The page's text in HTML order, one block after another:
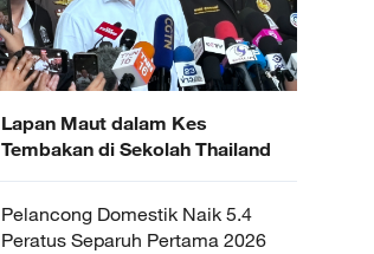
Lapan Maut dalam Kes
Tembakan di Sekolah Thailand
Pelancong Domestik Naik 5.4
Peratus Separuh Pertama 2026